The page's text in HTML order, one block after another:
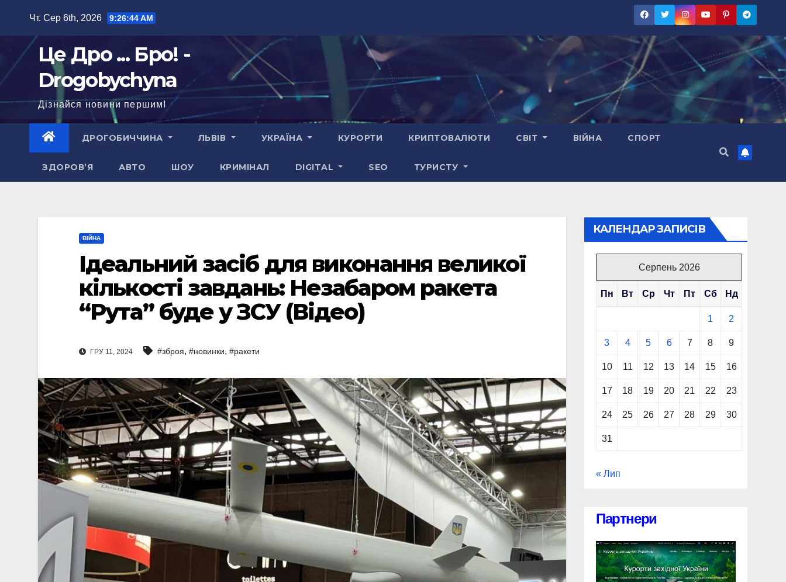
Чт. Сер 6th, 2026 9:26:45 AM
Це Дро ... Бро! -
Drogobychyna
Дізнайся новини першим!
ДРОГОБИЧЧИНА ЛЬВІВ УКРАЇНА КУРОРТИ КРИПТОВАЛЮТИ СВІТ ВІЙНА СПОРТ
ЗДОРОВ’Я АВТО ШОУ КРИМІНАЛ DIGITAL SEO ТУРИСТУ
ВІЙНА
Ідеальний засіб для виконання великої
кількості завдань: Незабаром ракета
“Рута” буде у ЗСУ (Відео)
ГРУ 11, 2024 #зброя, #новинки, #ракети
КАЛЕНДАР ЗАПИСІВ
Серпень 2026
Пн Вт Ср Чт Пт Сб Нд
1 2
3 4 5 6 7 8 9
10 11 12 13 14 15 16
17 18 19 20 21 22 23
24 25 26 27 28 29 30
31
« Лип
Партнери